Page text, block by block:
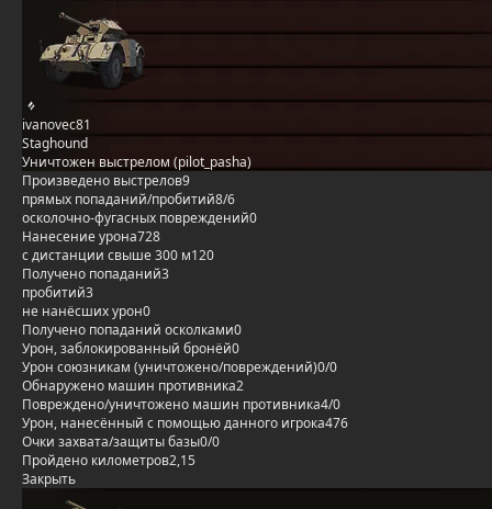
ivanovec81
Staghound
Уничтожен выстрелом (pilot_pasha)
Произведено выстрелов9
прямых попаданий/пробитий8/6
осколочно-фугасных повреждений0
Нанесение урона728
с дистанции свыше 300 м120
Получено попаданий3
пробитий3
не нанёсших урон0
Получено попаданий осколками0
Урон, заблокированный бронёй0
Урон союзникам (уничтожено/повреждений)0/0
Обнаружено машин противника2
Повреждено/уничтожено машин противника4/0
Урон, нанесённый с помощью данного игрока476
Очки захвата/защиты базы0/0
Пройдено километров2,15
Закрыть